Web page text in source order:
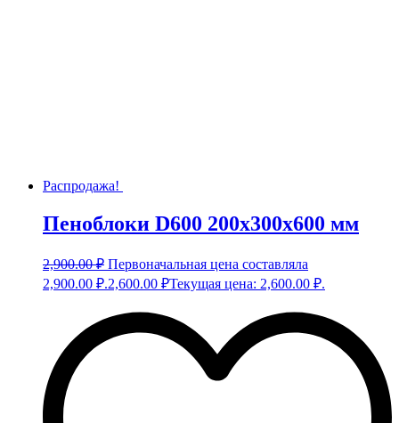
Распродажа!
Пеноблоки D600 200х300х600 мм
2,900.00₽ Первоначальная цена составляла
2,900.00 ₽.2,600.00 ₽Текущая цена: 2,600.00 ₽.